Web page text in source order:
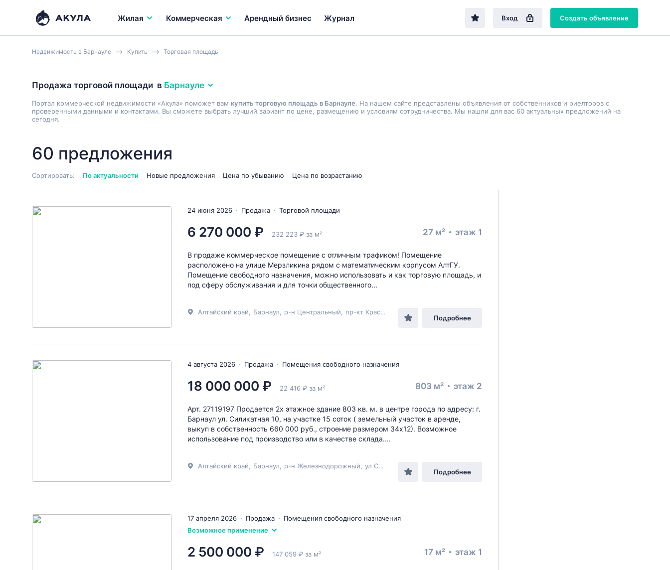
Жилая Коммерческая Арендный бизнес Журнал Вход Создать объявление
Недвижимость в Барнауле Купить Торговая площадь
Продажа торговой площади в Барнауле
Портал коммерческой недвижимости «Акула» поможет вам купить торговую площадь в Барнауле. На нашем сайте представлены объявления от собственников и риелторов с
проверенными данными и контактами. Вы сможете выбрать лучший вариант по цене, размещению и условиям сотрудничества. Мы нашли для вас 60 актуальных предложений на
сегодня.
60 предложения
Сортировать: По актуальности Новые предложения Цена по убыванию Цена по возрастанию
24 июня 2026 Продажа Торговой площади
6 270 000 ₽ 232 223 ₽ за м² 27 м² этаж 1
В продаже коммерческое помещение с отличным трафиком! Помещение
расположено на улице Мерзликина рядом с математическим корпусом АлтГУ.
Помещение свободного назначения, можно использовать и как торговую площадь, и
под сферу обслуживания и для точки общественного...
Алтайский край Барнаул р-н Центральный пр-кт Красноармейский
Подробнее
4 августа 2026 Продажа Помещения свободного назначения
18 000 000 ₽ 22 416 ₽ за м² 803 м² этаж 2
Арт. 27119197 Продается 2х этажное здание 803 кв. м. в центре города по адресу: г.
Барнаул ул. Силикатная 10, на участке 15 соток ( земельный участок в аренде,
выкуп в собственность 660 000 руб., строение размером 34х12). Возможное
использование под производство или в качестве склада....
Алтайский край Барнаул р-н Железнодорожный ул Силикатная
Подробнее
17 апреля 2026 Продажа
Помещения свободного назначения
Возможное применение
2 500 000 ₽ 147 059 ₽ за м² 17 м² этаж 1